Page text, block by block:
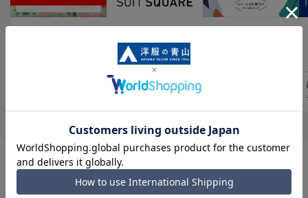
ビジネスウェアがな
んでも揃う、4つのブ
ランドが一体となっ
た新感覚の複合型ス
トアです